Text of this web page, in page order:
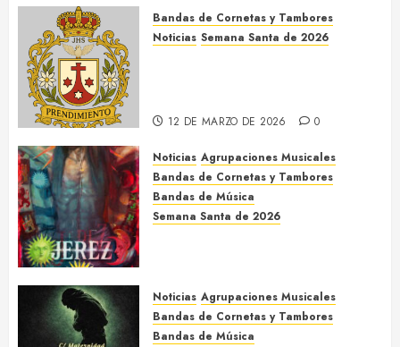
Bandas de Cornetas y Tambores
Noticias Semana Santa de 2026
12 DE MARZO DE 2026 0
Noticias Agrupaciones Musicales
Bandas de Cornetas y Tambores
Bandas de Música
Semana Santa de 2026
5 DE MARZO DE 2026 0
Noticias Agrupaciones Musicales
Bandas de Cornetas y Tambores
Bandas de Música